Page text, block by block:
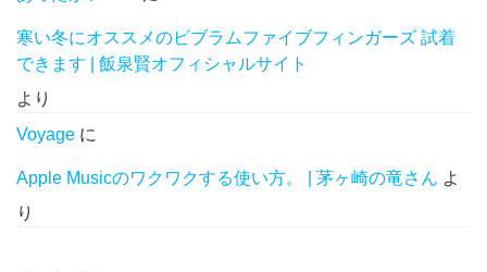
寒い冬にオススメのビブラムファイブフィンガーズ 試着
できます | 飯泉賢オフィシャルサイト
より
Voyage に
Apple Musicのワクワクする使い方。 | 茅ヶ崎の竜さん よ
り